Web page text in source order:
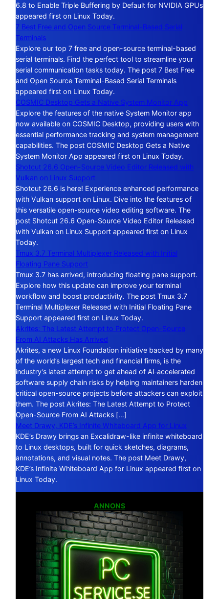
6.8 to Enable Triple Buffering by Default for NVIDIA GPUs
appeared first on Linux Today.
7 Best Free and Open Source Terminal-Based Serial
Terminals
Explore our top 7 free and open-source terminal-based
serial terminals. Find the perfect tool to streamline your
serial communication tasks today. The post 7 Best Free
and Open Source Terminal-Based Serial Terminals
appeared first on Linux Today.
COSMIC Desktop Gets a Native System Monitor App
Explore the features of the native System Monitor app
now available on COSMIC Desktop, providing users with
essential performance tracking and system management
capabilities. The post COSMIC Desktop Gets a Native
System Monitor App appeared first on Linux Today.
Shotcut 26.6 Open-Source Video Editor Released with
Vulkan on Linux Support
Shotcut 26.6 is here! Experience enhanced performance
with Vulkan support on Linux. Dive into the features of
this versatile open-source video editing software. The
post Shotcut 26.6 Open-Source Video Editor Released
with Vulkan on Linux Support appeared first on Linux
Today.
Tmux 3.7 Terminal Multiplexer Released with Initial
Floating Pane Support
Tmux 3.7 has arrived, introducing floating pane support.
Explore how this update can improve your terminal
workflow and boost productivity. The post Tmux 3.7
Terminal Multiplexer Released with Initial Floating Pane
Support appeared first on Linux Today.
Akrites: The Latest Attempt to Protect Open-Source
From AI Attacks Has Arrived
Akrites, a new Linux Foundation initiative backed by many
of the world’s largest tech and financial firms, is the
industry’s latest attempt to get ahead of AI‑accelerated
software supply chain risks by helping maintainers harden
critical open-source projects before attackers can exploit
them. The post Akrites: The Latest Attempt to Protect
Open-Source From AI Attacks […]
Meet Drawy, KDE’s Infinite Whiteboard App for Linux
KDE’s Drawy brings an Excalidraw-like infinite whiteboard
to Linux desktops, built for quick sketches, diagrams,
annotations, and visual notes. The post Meet Drawy,
KDE’s Infinite Whiteboard App for Linux appeared first on
Linux Today.
ANNONS